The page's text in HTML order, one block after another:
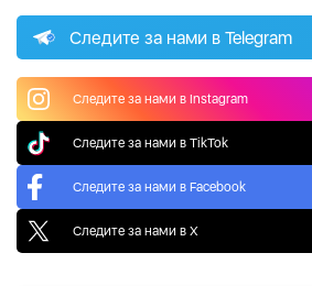
Следите за нами в Telegram
Следите за нами в Instagram
Следите за нами в TikTok
Следите за нами в Facebook
Следите за нами в X